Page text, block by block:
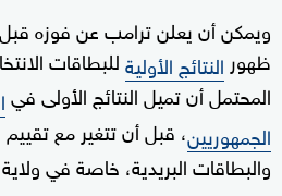
ويمكن أن يعلن ترامب عن فوزه
ظهور النتائج الأوليةللبطاقات
المحتمل أن تميل النتائج الأولى في
الجمهوريين، قبل أن تتغير مع تقييم
والبطاقات البريدية، خاصة في ولاية